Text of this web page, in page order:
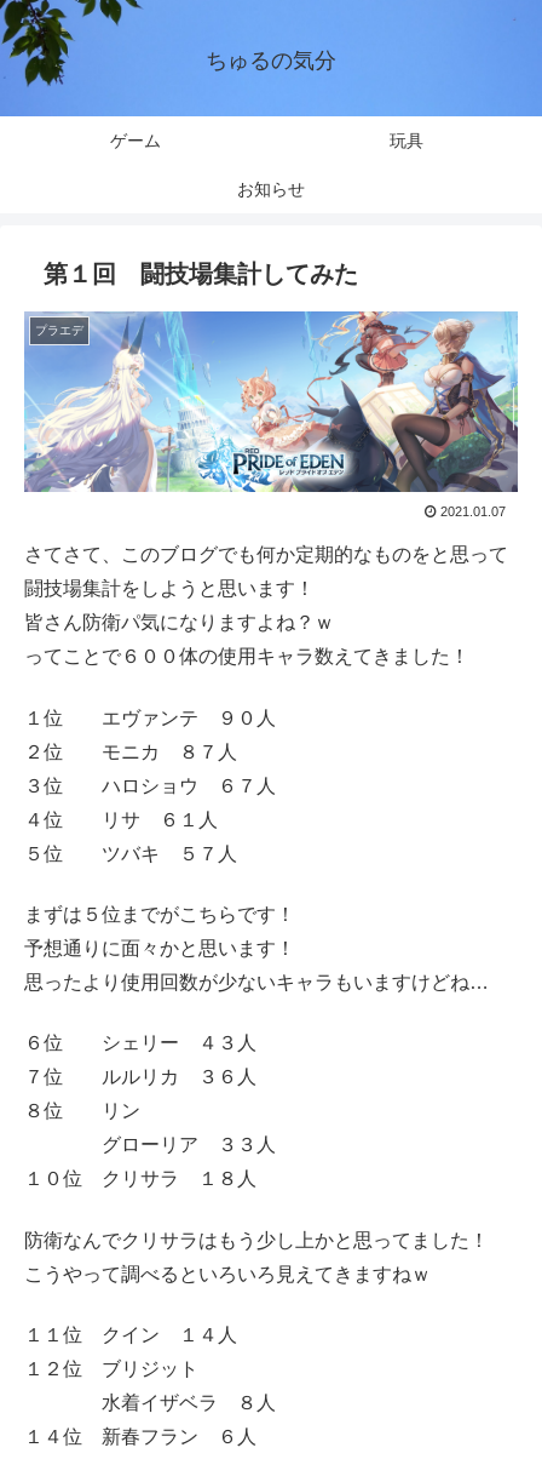
ちゅるの気分
ゲーム 玩具
お知らせ
第１回 闘技場集計してみた
プラエデ
2021.01.07
さてさて、このブログでも何か定期的なものをと思って
闘技場集計をしようと思います！
皆さん防衛パ気になりますよね？ｗ
ってことで６００体の使用キャラ数えてきました！
１位 エヴァンテ ９０人
２位 モニカ ８７人
３位 ハロショウ ６７人
４位 リサ ６１人
５位 ツバキ ５７人
まずは５位までがこちらです！
予想通りに面々かと思います！
思ったより使用回数が少ないキャラもいますけどね…
６位 シェリー ４３人
７位 ルルリカ ３６人
８位 リン
グローリア ３３人
１０位 クリサラ １８人
防衛なんでクリサラはもう少し上かと思ってました！
こうやって調べるといろいろ見えてきますねｗ
１１位 クイン １４人
１２位 ブリジット
水着イザベラ ８人
１４位 新春フラン ６人